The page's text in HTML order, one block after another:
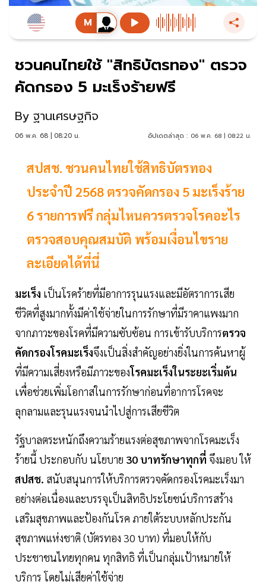
ชวนคนไทยใช้ "สิทธิบัตรทอง" ตรวจ
คัดกรอง 5 มะเร็งร้ายฟรี
By ฐานเศรษฐกิจ
06 พ.ค. 68 | 08:20 น. อัปเดตล่าสุด : 06 พ.ค. 68 | 08:22 น.
สปสช. ชวนคนไทยใช้สิทธิบัตรทอง
ประจำปี 2568 ตรวจคัดกรอง 5 มะเร็งร้าย
6 รายการฟรี กลุ่มไหนควรตรวจโรคอะไร
ตรวจสอบคุณสมบัติ พร้อมเงื่อนไขราย
ละเอียดได้ที่นี่
มะเร็ง เป็นโรคร้ายที่มีอาการรุนแรงและมีอัตราการเสีย
ชีวิตที่สูงมากทั้งมีค่าใช้จ่ายในการรักษาที่มีราคาแพงมาก
จากภาวะของโรคที่มีความซับซ้อน การเข้ารับบริการตรวจ
คัดกรองโรคมะเร็งจึงเป็นสิ่งสำคัญอย่างยิ่งในการค้นหาผู้
ที่มีความเสี่ยงหรือมีภาวะของโรคมะเร็งในระยะเริ่มต้น
เพื่อช่วยเพิ่มโอกาสในการรักษาก่อนที่อาการโรคจะ
ลุกลามและรุนแรงจนนำไปสู่การเสียชีวิต
รัฐบาลตระหนักถึงความร้ายแรงต่อสุขภาพจากโรคมะเร็ง
ร้ายนี้ ประกอบกับ นโยบาย 30 บาทรักษาทุกที่ จึงมอบ ให้
สปสช. สนับสนุนการให้บริการตรวจคัดกรองโรคมะเร็งมา
อย่างต่อเนื่องและบรรจุเป็นสิทธิประโยชน์บริการสร้าง
เสริมสุขภาพและป้องกันโรค ภายใต้ระบบหลักประกัน
สุขภาพแห่งชาติ (บัตรทอง 30 บาท) ที่มอบให้กับ
ประชาชนไทยทุกคน ทุกสิทธิ ที่เป็นกลุ่มเป้าหมายให้
บริการ โดยไม่เสียค่าใช้จ่าย